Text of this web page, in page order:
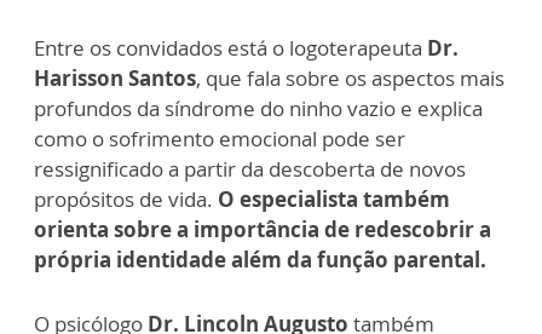
Entre os convidados está o logoterapeuta Dr.
Harisson Santos, que fala sobre os aspectos mais
profundos da síndrome do ninho vazio e explica
como o sofrimento emocional pode ser
ressignificado a partir da descoberta de novos
propósitos de vida. O especialista também
orienta sobre a importância de redescobrir a
própria identidade além da função parental.
O psicólogo Dr. Lincoln Augusto também